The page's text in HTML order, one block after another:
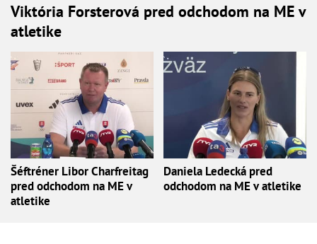
Viktória Forsterová pred odchodom na ME v
atletike
Šéftréner Libor Charfreitag
pred odchodom na ME v
atletike
Daniela Ledecká pred
odchodom na ME v atletike